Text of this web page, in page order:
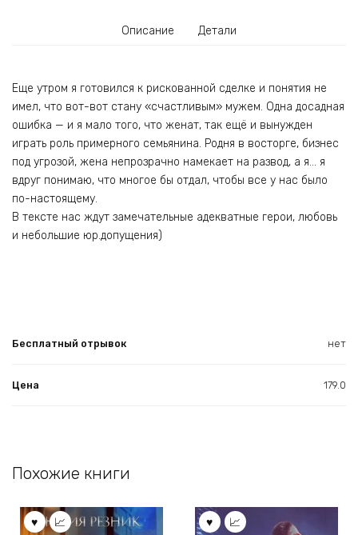
Описание Детали
Еще утром я готовился к рискованной сделке и понятия не
имел, что вот-вот стану «счастливым» мужем. Одна досадная
ошибка — и я мало того, что женат, так ещё и вынужден
играть роль примерного семьянина. Родня в восторге, бизнес
под угрозой, жена непрозрачно намекает на развод, а я… я
вдруг понимаю, что многое бы отдал, чтобы все у нас было
по-настоящему.
В тексте нас ждут замечательные адекватные герои, любовь
и небольшие юр.допущения)
Бесплатный отрывок нет
Цена 179.0
Похожие книги